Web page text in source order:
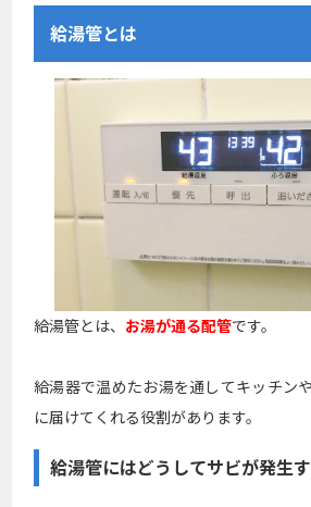
給湯管とは
給湯管とは、 お湯が通る配管です。
給湯器で温めたお湯を通してキッチン
に届けてくれる役割があります。
給湯管にはどうしてサビが発生